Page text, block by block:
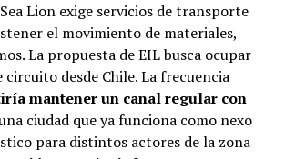
Lion exige servicios de transporte
el movimiento de materiales,
La propuesta de EIL busca ocupar
circuito desde Chile. La frecuencia
mantener un canal regular con
ciudad que ya funciona como nexo
para distintos actores de la zona